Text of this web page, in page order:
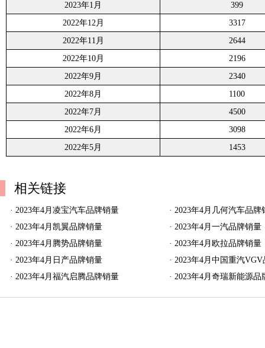
2023年1月
399
2022年12月
3317
2022年11月
2644
2022年10月
2196
2022年9月
2340
2022年8月
1100
2022年7月
4500
2022年6月
3098
2022年5月
1453
相关链接
· 2023年4月凌宝汽车品牌销量 ·2023年4月几何汽车品牌
· 2023年4月凯翼品牌销量 ·2023年4月一汽品牌销量
· 2023年4月腾势品牌销量 ·2023年4月欧拉品牌销量
· 2023年4月日产品牌销量 ·2023年4月中国重汽
· 2023年4月福汽启腾品牌销量 ·2023年4月奇瑞新能源品